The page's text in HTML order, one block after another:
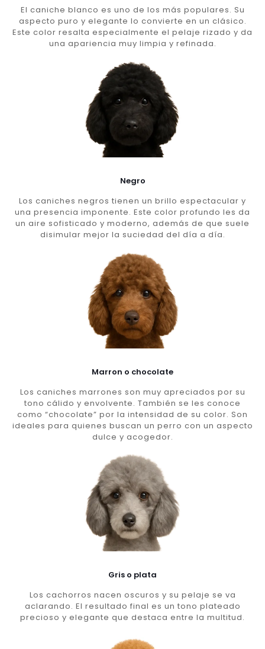
El caniche blanco es uno de los más populares. Su
aspecto puro y elegante lo convierte en un clásico.
Este color resalta especialmente el pelaje rizado y da
una apariencia muy limpia y refinada.
Negro
Los caniches negros tienen un brillo espectacular y
una presencia imponente. Este color profundo les da
un aire sofisticado y moderno, además de que suele
disimular mejor la suciedad del día a día.
Marron o chocolate
Los caniches marrones son muy apreciados por su
tono cálido y envolvente. También se les conoce
como “chocolate” por la intensidad de su color. Son
ideales para quienes buscan un perro con un aspecto
dulce y acogedor.
Gris o plata
Los cachorros nacen oscuros y su pelaje se va
aclarando. El resultado final es un tono plateado
precioso y elegante que destaca entre la multitud.